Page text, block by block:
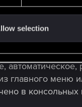
selection
Ваши
где
главного меню
в